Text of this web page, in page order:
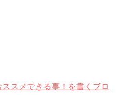
ススメできる事！を書くブロ